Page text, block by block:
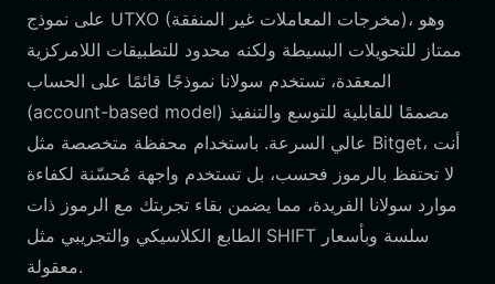
على نموذج UTXO (مخرجات المعاملات غير المنفقة)، وهو
ممتاز للتحويلات البسيطة ولكنه محدود للتطبيقات اللامركزية
المعقدة، تستخدم سولانا نموذجًا قائمًا على الحساب
(account-based model) مصممًا للقابلية للتوسع والتنفيذ
عالي السرعة. باستخدام محفظة متخصصة مثل Bitget، أنت
لا تحتفظ بالرموز فحسب، بل تستخدم واجهة مُحسّنة لكفاءة
موارد سولانا الفريدة، مما يضمن بقاء تجربتك مع الرموز ذات
الطابع الكلاسيكي والتجريبي مثل SHIFT سلسة وبأسعار
معقولة.